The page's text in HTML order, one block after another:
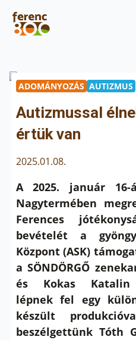
ADOMÁNYOZÁS AUTIZMUS
Autizmussal
értük van
2025.01.08.
A 2025. január 16-
Nagytermében
Ferences
bevételét a
Központ (ASK)
a SÖNDÖRGŐ
és Kokas Katalin
lépnek fel egy
készült
beszélgettünk Tóth